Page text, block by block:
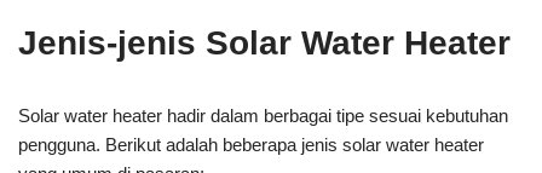
Jenis-jenis Solar Water Heater
Solar water heater hadir dalam berbagai tipe sesuai kebutuhan
pengguna. Berikut adalah beberapa jenis solar water heater